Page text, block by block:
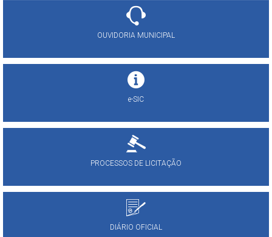
OUVIDORIA MUNICIPAL
e-SIC
PROCESSOS DE LICITAÇÃO
DIÁRIO OFICIAL